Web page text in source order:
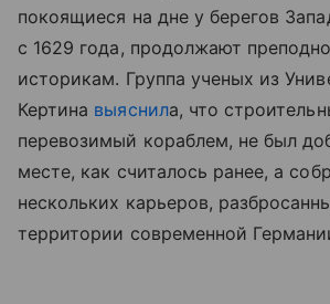
покоящиеся на дне у берегов
с 1629 года, продолжают
историкам. Группа ученых из
Кертина выяснила, что
перевозимый кораблем, не был
месте, как считалось ранее, а
нескольких карьеров,
территории современной